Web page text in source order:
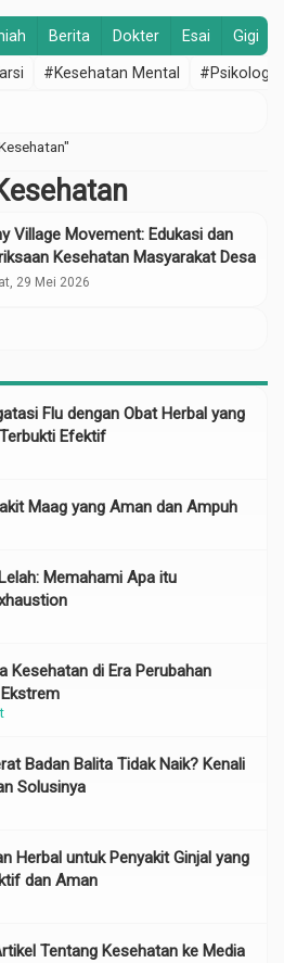
Berita Dokter Esai Gigi
#Kesehatan Mental #Psikologi
Village Movement: Edukasi dan
Kesehatan Masyarakat Desa
29 Mei 2026
Flu dengan Obat Herbal yang
Efektif
Maag yang Aman dan Ampuh
Memahami Apa itu
Kesehatan di Era Perubahan
Badan Balita Tidak Naik? Kenali
Solusinya
Herbal untuk Penyakit Ginjal yang
dan Aman
Tentang Kesehatan ke Media